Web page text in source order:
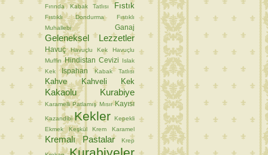
Fırında Kabak Tatlısı
Fıstık
Fıstıklı Dondurma
Fıstıklı
Muhallebi
Ganaj
Geleneksel Lezzetler
Havuç Havuçlu Kek
Havuçlu
Muffin Hindistan Cevizi
Islak
Kek
Ispahan Kabak Tatlısı
Kahve Kahveli Kek
Kakaolu Kurabiye
Karamelli Patlamış Mısır Kayısı
Kazandibi Kekler Kepekli
Ekmek
Keşkül Krem Karamel
Kremalı Pastalar Krep
Kurabiyeler